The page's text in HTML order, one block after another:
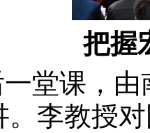
把握
堂课，
。李教授